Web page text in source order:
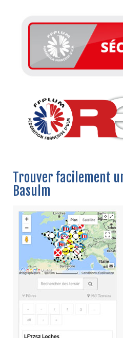
Trouver facilement
Basulm